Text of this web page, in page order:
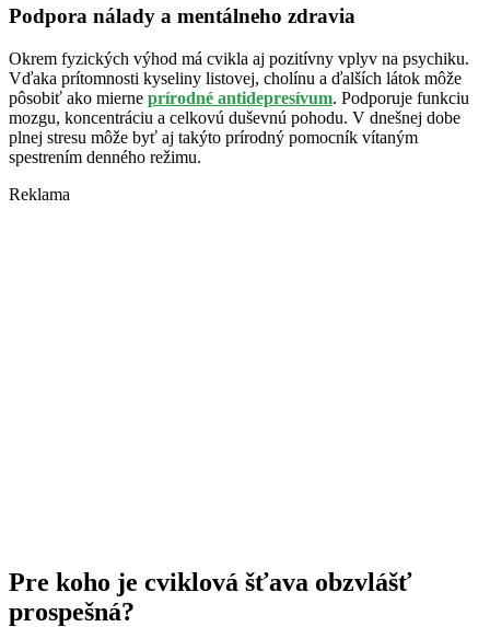
Podpora nálady a mentálneho zdravia
Okrem fyzických výhod má cvikla aj pozitívny vplyv na psychiku.
Vďaka prítomnosti kyseliny listovej, cholínu a ďalších látok môže
pôsobiť ako mierne prírodné antidepresívum. Podporuje funkciu
mozgu, koncentráciu a celkovú duševnú pohodu. V dnešnej dobe
plnej stresu môže byť aj takýto prírodný pomocník vítaným
spestrením denného režimu.
Reklama
Pre koho je cviklová šťava obzvlášť
prospešná?